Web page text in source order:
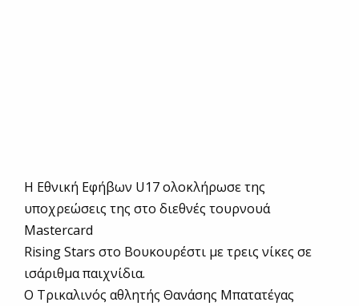
Η Εθνική Εφήβων U17 ολοκλήρωσε της
υποχρεώσεις της στο διεθνές τουρνουά
Mastercard
Rising Stars στο Βουκουρέστι με τρεις νίκες σε
ισάριθμα παιχνίδια.
Ο Τρικαλινός αθλητής Θανάσης Μπατατέγας